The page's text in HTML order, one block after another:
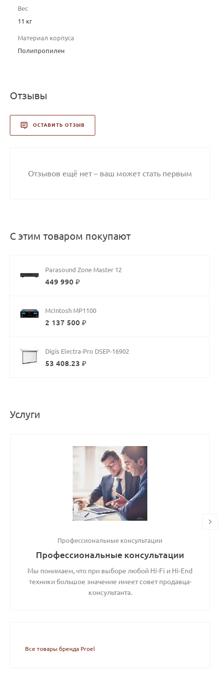
Вес
11 кг
Материал корпуса
Полипропилен
Отзывы
ОСТАВИТЬ ОТЗЫВ
Отзывов ещё нет – ваш может стать первым
С этим товаром покупают
Parasound Zone Master 12
449 990 ₽
McIntosh MP1100
2 137 500 ₽
Digis Electra-Pro DSEP-16902
53 408.23 ₽
Услуги
Профессиональные консультации
Профессиональные консультации
Мы понимаем, что при выборе любой Hi-Fi и Hi-End
техники большое значение имеет совет продавца-
консультанта.
Все товары бренда Proel